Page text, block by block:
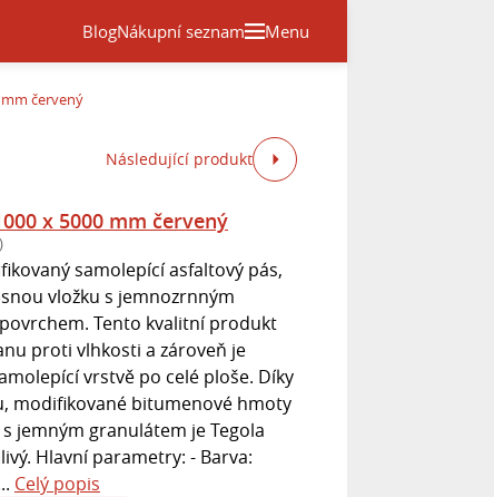
BlogNákupní seznam Menu
mm červený
Následující produkt
x 5000 mm červený
samolepící asfaltový pás,
vložku s jemnozrnným
Tento kvalitní produkt
proti vlhkosti a zároveň je
vrstvě po celé ploše. Díky
modifikované bitumenové hmoty
jemným granulátem je Tegola
Hlavní parametry: - Barva:
Celý popis